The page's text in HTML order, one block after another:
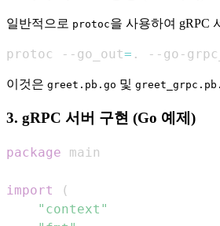
일반적으로 protoc을 사용하여 gRPC
protoc --go_out= . --go-
이것은 greet.pb.go 및
3. gRPC 서버 구현 (Go 예제)
package
import
(
"context"